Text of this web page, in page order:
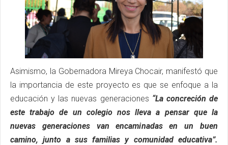
Asimismo, la Gobernadora Mireya Chocair, manifestó que
la importancia de este proyecto es que se enfoque a la
educación y las nuevas generaciones “La concreción de
este trabajo de un colegio nos lleva a pensar que la
nuevas generaciones van encaminadas en un buen
camino, junto a sus familias y comunidad educativa”.